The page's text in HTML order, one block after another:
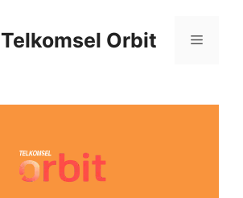
Telkomsel Orbit